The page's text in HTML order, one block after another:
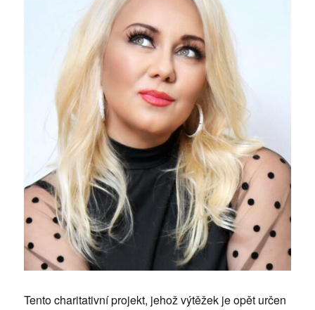
Tento charitativní projekt, jehož výtěžek je opět určen